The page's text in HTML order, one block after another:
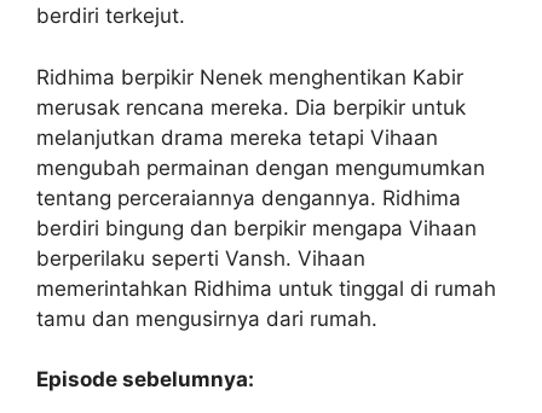
berdiri terkejut.
Ridhima berpikir Nenek menghentikan Kabir
merusak rencana mereka. Dia berpikir untuk
melanjutkan drama mereka tetapi Vihaan
mengubah permainan dengan mengumumkan
tentang perceraiannya dengannya. Ridhima
berdiri bingung dan berpikir mengapa Vihaan
berperilaku seperti Vansh. Vihaan
memerintahkan Ridhima untuk tinggal di rumah
tamu dan mengusirnya dari rumah.
Episode sebelumnya: